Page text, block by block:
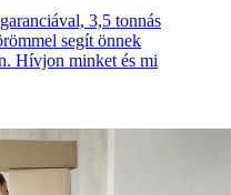
3,5 tonnás
segít önnek
Hívjon minket és mi